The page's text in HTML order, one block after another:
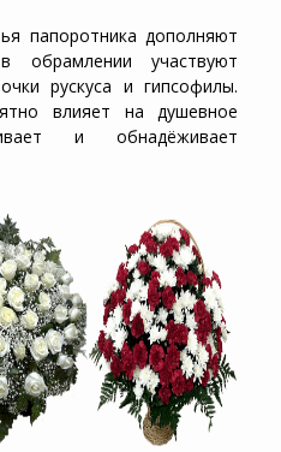
папоротника дополняют
обрамлении участвуют
рускуса и гипсофилы.
влияет на душевное
и обнадёживает